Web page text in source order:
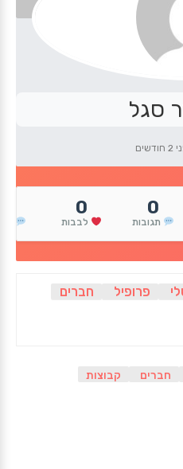
סגל
0
תגובות
0
לבבות
פרופיל חברים
חברים קבוצות